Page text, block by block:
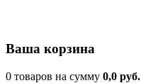
Ваша корзина
0 товаров на сумму 0,0 руб.